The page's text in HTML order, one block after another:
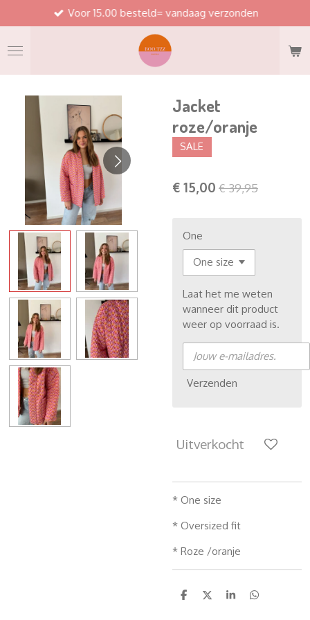
direct
naar
de
hoofdinhoud
Voor 15.00 besteld= vandaag verzonden
Jacket
roze/oranje
SALE
€ 15,00 € 39,95
One
Laat het me weten
wanneer dit product
weer op voorraad is.
Verzenden
Uitverkocht
* One size
* Oversized fit
* Roze /oranje
D
D
S
D